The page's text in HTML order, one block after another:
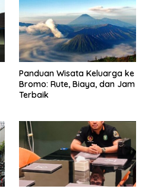
Panduan Wisata Keluarga ke
Bromo: Rute, Biaya, dan Jam
Terbaik